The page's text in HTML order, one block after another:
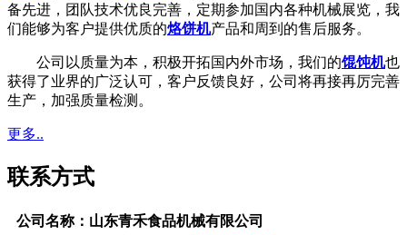
备先进，团队技术优良完善，定期参加国内各种机械展览，我
们能够为客户提供优质的烙饼机产品和周到的售后服务。
公司以质量为本，积极开拓国内外市场，我们的馄饨机也
获得了业界的广泛认可，客户反馈良好，公司将再接再厉完善
生产，加强质量检测。
更多..
联系方式
公司名称：山东青禾食品机械有限公司